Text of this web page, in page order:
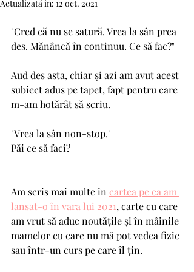
Actualizată în: 12 oct. 2021
"Cred că nu se satură. Vrea la sân prea
des. Mănâncă în continuu. Ce să fac?"
Aud des asta, chiar și azi am avut acest
subiect adus pe tapet, fapt pentru care
m-am hotărât să scriu.
"Vrea la sân non-stop."
Păi ce să faci?
Am scris mai multe în cartea pe ca am
lansat-o în vara lui 2021, carte cu care
am vrut să aduc noutățile și în mâinile
mamelor cu care nu mă pot vedea fizic
sau într-un curs pe care îl țin.